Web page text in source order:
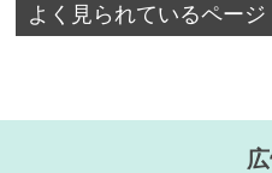
よく見られているページ